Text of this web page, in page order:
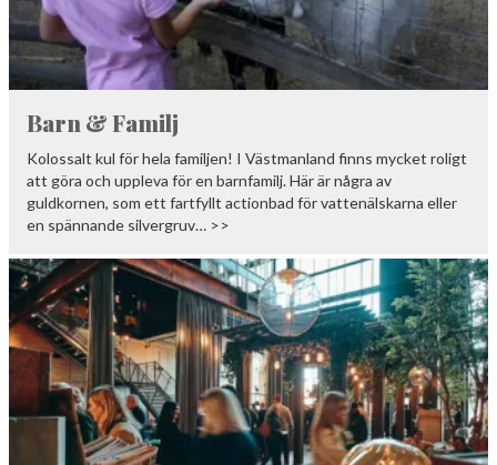
Barn & Familj
Kolossalt kul för hela familjen! I Västmanland finns mycket roligt
att göra och uppleva för en barnfamilj. Här är några av
guldkornen, som ett fartfyllt actionbad för vattenälskarna eller
en spännande silvergruv… >>